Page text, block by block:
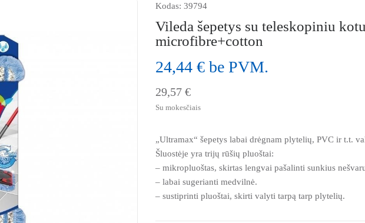
Kodas: 39794
Vileda šepetys su teleskopiniu
microfibre+cotton
24,44 € be PVM.
29,57 €
Su mokesčiais
„Ultramax“ šepetys labai drėgnam plytelių, PVC ir t.t.
Šluostėje yra trijų rūšių pluoštai:
– mikropluoštas, skirtas lengvai pašalinti sunkius
– labai sugerianti medvilnė.
– sustiprinti pluoštai, skirti valyti tarpą tarp plytelių.